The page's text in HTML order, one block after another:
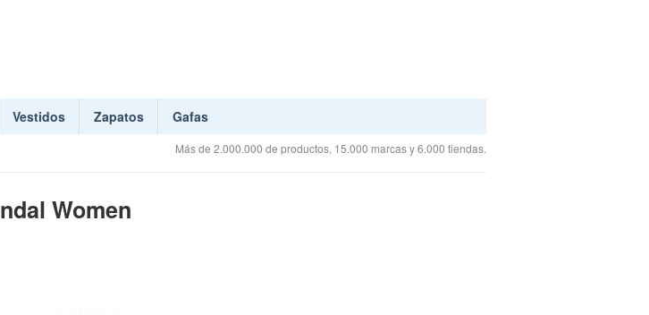
Vestidos Zapatos Gafas
Más de 2.000.000 de productos, 15.000 marcas y 6.000 tiendas.
Women